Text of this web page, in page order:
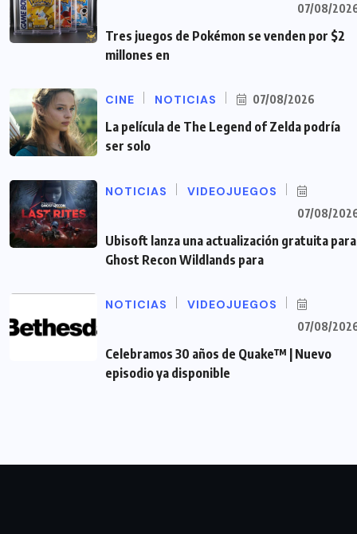
07/08/
Tres juegos de Pokémon se venden por $2
millones en
CINE NOTICIAS 07/08/2026
La película de The Legend of Zelda podría
ser solo
NOTICIAS VIDEOJUEGOS
07/08/
Ubisoft lanza una actualización gratuita para
Ghost Recon Wildlands para
NOTICIAS VIDEOJUEGOS
07/08/
Celebramos 30 años de Quake™ | Nuevo
episodio ya disponible